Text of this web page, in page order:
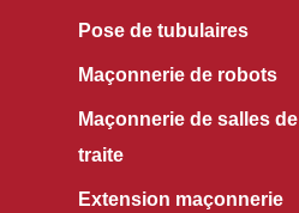
Pose de tubulaires
Maçonnerie de robots
Maçonnerie de salles de
traite
Extension maçonnerie